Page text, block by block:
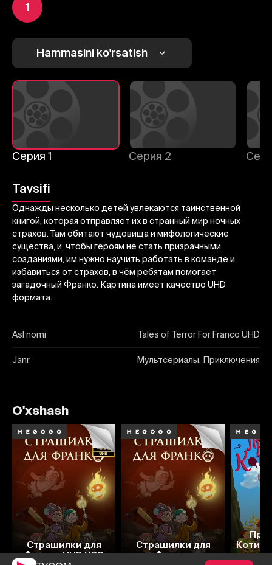
1
Hammasini ko'rsatish
Серия 1 Серия 2
Tavsifi
Однажды несколько детей увлекаются таинственной
книгой, которая отправляет их в странный мир ночных
страхов. Там обитают чудовища и мифологические
существа, и, чтобы героям не стать призрачными
созданиями, им нужно научить работать в команде и
избавиться от страхов, в чём ребятам помогает
загадочный Франко. Картина имеет качество UHD
формата.
Asl nomi Tales of Terror For Franco UHD
Janr Мультсериалы, Приключения
Yuborish
O'xshash
Страшилки для
Франко UHD HDR
Страшилки для
Франко
Bekor qilish Tizimga kirish